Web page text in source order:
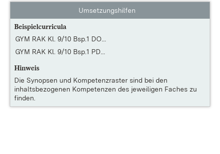
Umsetzungshilfen
Beispielcurricula
GYM RAK Kl. 9/10 Bsp.1 DO...
GYM RAK Kl. 9/10 Bsp.1 PD...
Hinweis
Die Synopsen und Kompetenzraster sind bei den
inhaltsbezogenen Kompetenzen des jeweiligen Faches zu
finden.